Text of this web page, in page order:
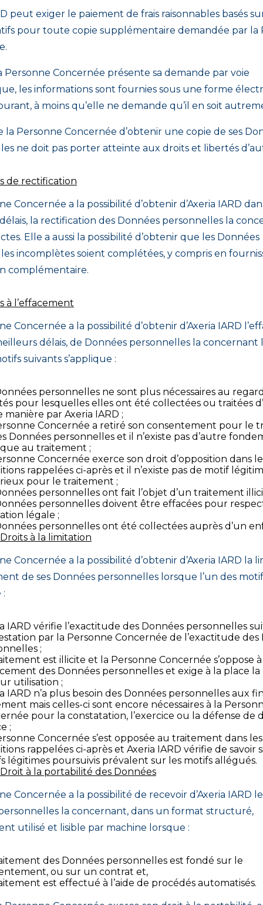
peut exiger le paiement de frais raisonnables basés
pour toute copie supplémentaire demandée par la
Personne Concernée présente sa demande par voie
les informations sont fournies sous une forme
à moins qu’elle ne demande qu’il en soit
la Personne Concernée d’obtenir une copie de ses
ne doit pas porter atteinte aux droits et libertés
de rectification
Concernée a la possibilité d’obtenir d’Axeria IARD
la rectification des Données personnelles la
Elle a aussi la possibilité d’obtenir que les Données
incomplètes soient complétées, y compris en
complémentaire.
à l’effacement
Concernée a la possibilité d’obtenir d’Axeria IARD
délais, de Données personnelles la concernant
suivants s’applique :
personnelles ne sont plus nécessaires au
pour lesquelles elles ont été collectées ou traitées
manière par Axeria IARD ;
Concernée a retiré son consentement pour le
Données personnelles et il n’existe pas d’autre
au traitement ;
Concernée exerce son droit d’opposition dans
rappelées ci-après et il n’existe pas de motif
pour le traitement ;
personnelles ont fait l’objet d’un traitement
personnelles doivent être effacées pour
légale ;
personnelles ont été collectées auprès d’un
Droits à la limitation
Concernée a la possibilité d’obtenir d’Axeria IARD la
de ses Données personnelles lorsque l’un des
:
IARD vérifie l’exactitude des Données personnelles
par la Personne Concernée de l’exactitude des
;
est illicite et la Personne Concernée s’oppose à
des Données personnelles et exige à la place
utilisation ;
IARD n’a plus besoin des Données personnelles aux
mais celles-ci sont encore nécessaires à la
pour la constatation, l’exercice ou la défense de
;
Concernée s’est opposée au traitement dans les
rappelées ci-après et Axeria IARD vérifie de savoir
légitimes poursuivis prévalent sur les motifs allégués.
Droit à la portabilité des Données
Concernée a la possibilité de recevoir d’Axeria IARD
la concernant, dans un format structuré,
utilisé et lisible par machine lorsque :
des Données personnelles est fondé sur le
ou sur un contrat et,
est effectué à l’aide de procédés automatisés.